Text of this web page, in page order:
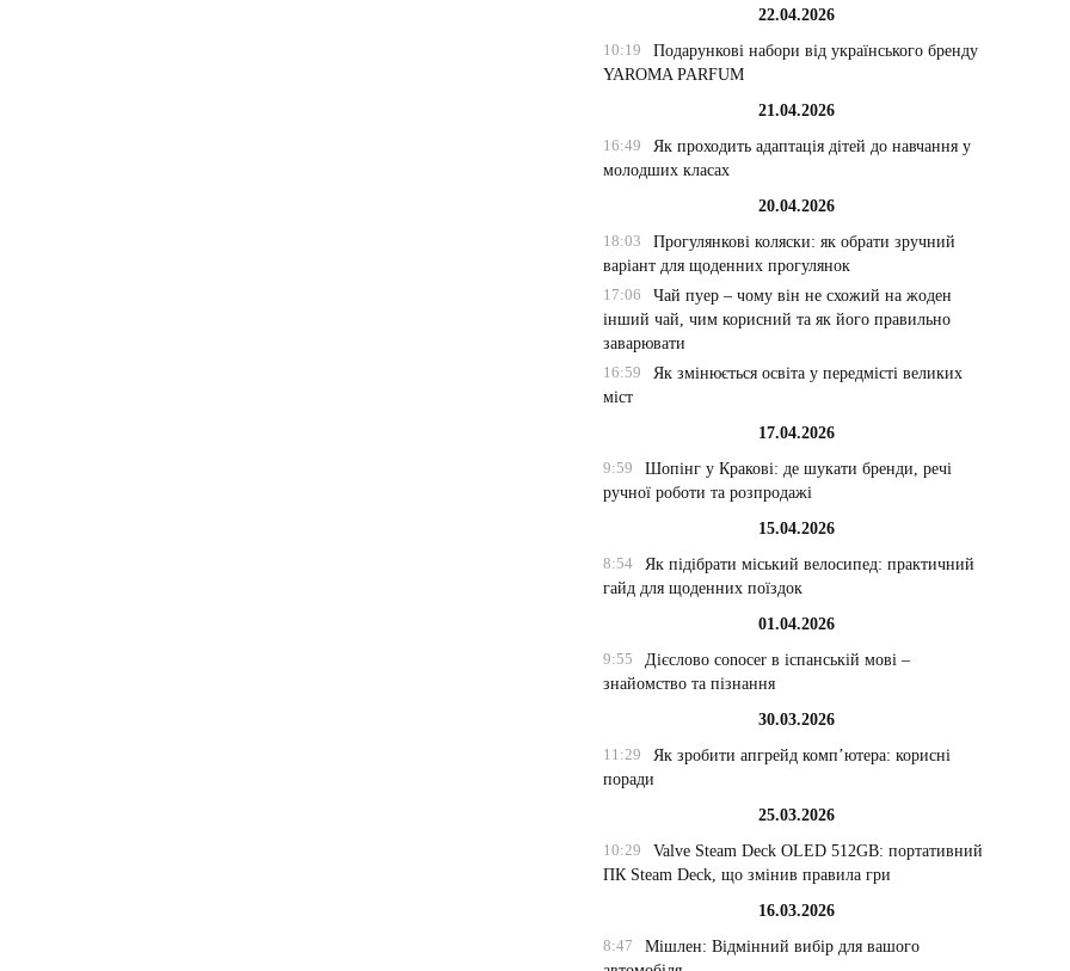
22.04.2026
10:19
Подарункові набори від українського бренду
YAROMA PARFUM
21.04.2026
16:49
Як проходить адаптація дітей до навчання у
молодших класах
20.04.2026
18:03
Прогулянкові коляски: як обрати зручний
варіант для щоденних прогулянок
17:06
Чай пуер – чому він не схожий на жоден
інший чай, чим корисний та як його правильно
заварювати
16:59
Як змінюється освіта у передмісті великих
міст
17.04.2026
9:59
Шопінг у Кракові: де шукати бренди, речі
ручної роботи та розпродажі
15.04.2026
8:54
Як підібрати міський велосипед: практичний
гайд для щоденних поїздок
01.04.2026
9:55
Дієслово conocer в іспанській мові –
знайомство та пізнання
30.03.2026
11:29
Як зробити апгрейд комп’ютера: корисні
поради
25.03.2026
10:29
Valve Steam Deck OLED 512GB: портативний
ПК Steam Deck, що змінив правила гри
16.03.2026
8:47
Мішлен: Відмінний вибір для вашого